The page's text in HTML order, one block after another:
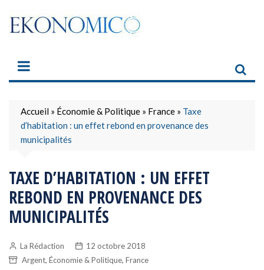
content
Accueil » Économie & Politique » France » Taxe
d’habitation : un effet rebond en provenance des
municipalités
TAXE D’HABITATION : UN EFFET
REBOND EN PROVENANCE DES
MUNICIPALITÉS
La Rédaction
12 octobre 2018
Argent, Économie & Politique, France